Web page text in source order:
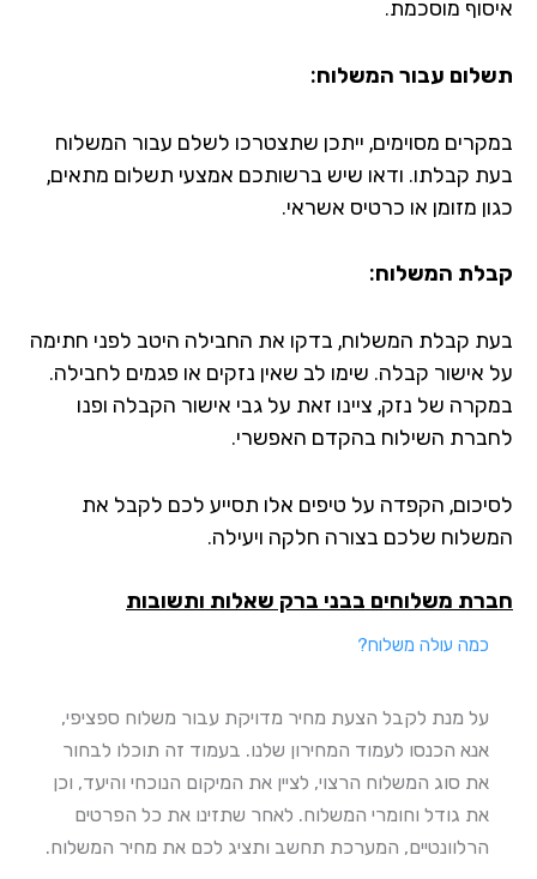
איסוף מוסכמת.
תשלום עבור המשלוח:
במקרים מסוימים, ייתכן שתצטרכו לשלם עבור המשלוח
בעת קבלתו. ודאו שיש ברשותכם אמצעי תשלום מתאים,
כגון מזומן או כרטיס אשראי.
קבלת המשלוח:
בעת קבלת המשלוח, בדקו את החבילה היטב לפני חתימה
על אישור קבלה. שימו לב שאין נזקים או פגמים לחבילה.
במקרה של נזק, ציינו זאת על גבי אישור הקבלה ופנו
לחברת השילוח בהקדם האפשרי.
לסיכום, הקפדה על טיפים אלו תסייע לכם לקבל את
המשלוח שלכם בצורה חלקה ויעילה.
חברת משלוחים בבני ברק שאלות ותשובות
כמה עולה משלוח?
על מנת לקבל הצעת מחיר מדויקת עבור משלוח ספציפי,
אנא הכנסו לעמוד המחירון שלנו. בעמוד זה תוכלו לבחור
את סוג המשלוח הרצוי, לציין את המיקום הנוכחי והיעד, וכן
את גודל וחומרי המשלוח. לאחר שתזינו את כל הפרטים
הרלוונטיים, המערכת תחשב ותציג לכם את מחיר המשלוח.